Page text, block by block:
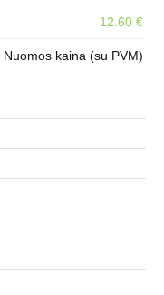
12.60 €
Nuomos kaina (su PVM)